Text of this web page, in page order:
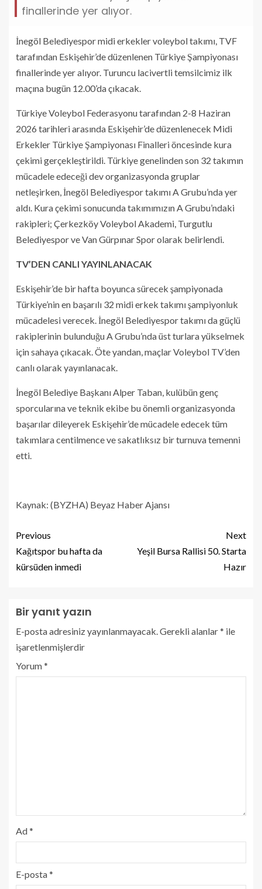
finallerinde yer alıyor.
İnegöl Belediyespor midi erkekler voleybol takımı, TVF
tarafından Eskişehir’de düzenlenen Türkiye Şampiyonası
finallerinde yer alıyor. Turuncu lacivertli temsilcimiz ilk
maçına bugün 12.00’da çıkacak.
Türkiye Voleybol Federasyonu tarafından 2-8 Haziran
2026 tarihleri arasında Eskişehir’de düzenlenecek Midi
Erkekler Türkiye Şampiyonası Finalleri öncesinde kura
çekimi gerçekleştirildi. Türkiye genelinden son 32 takımın
mücadele edeceği dev organizasyonda gruplar
netleşirken, İnegöl Belediyespor takımı A Grubu’nda yer
aldı. Kura çekimi sonucunda takımımızın A Grubu’ndaki
rakipleri; Çerkezköy Voleybol Akademi, Turgutlu
Belediyespor ve Van Gürpınar Spor olarak belirlendi.
TV’DEN CANLI YAYINLANACAK
Eskişehir’de bir hafta boyunca sürecek şampiyonada
Türkiye’nin en başarılı 32 midi erkek takımı şampiyonluk
mücadelesi verecek. İnegöl Belediyespor takımı da güçlü
rakiplerinin bulunduğu A Grubu’nda üst turlara yükselmek
için sahaya çıkacak. Öte yandan, maçlar Voleybol TV’den
canlı olarak yayınlanacak.
İnegöl Belediye Başkanı Alper Taban, kulübün genç
sporcularına ve teknik ekibe bu önemli organizasyonda
başarılar dileyerek Eskişehir’de mücadele edecek tüm
takımlara centilmence ve sakatlıksız bir turnuva temenni
etti.
Kaynak: (BYZHA) Beyaz Haber Ajansı
Previous
Kağıtspor bu hafta da
kürsüden inmedi
Next
Yeşil Bursa Rallisi 50. Starta
Hazır
Bir yanıt yazın
E-posta adresiniz yayınlanmayacak.Gerekli alanlar* ile
işaretlenmişlerdir
Yorum*
Ad*
E-posta*